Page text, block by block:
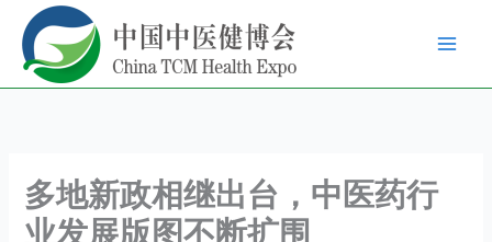
容
多地新政相继出台，中医药行
业发展版图不断扩围